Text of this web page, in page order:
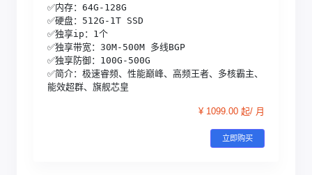
✅内存：64G-128G
✅硬盘：512G-1T SSD
✅独享ip：1个
✅独享带宽：30M-500M 多线BGP
✅独享防御：100G-500G
✅简介：极速睿频、性能巅峰、高频王者、多核霸主、
能效超群、旗舰芯皇
¥ 1099.00 起/ 月
立即购买